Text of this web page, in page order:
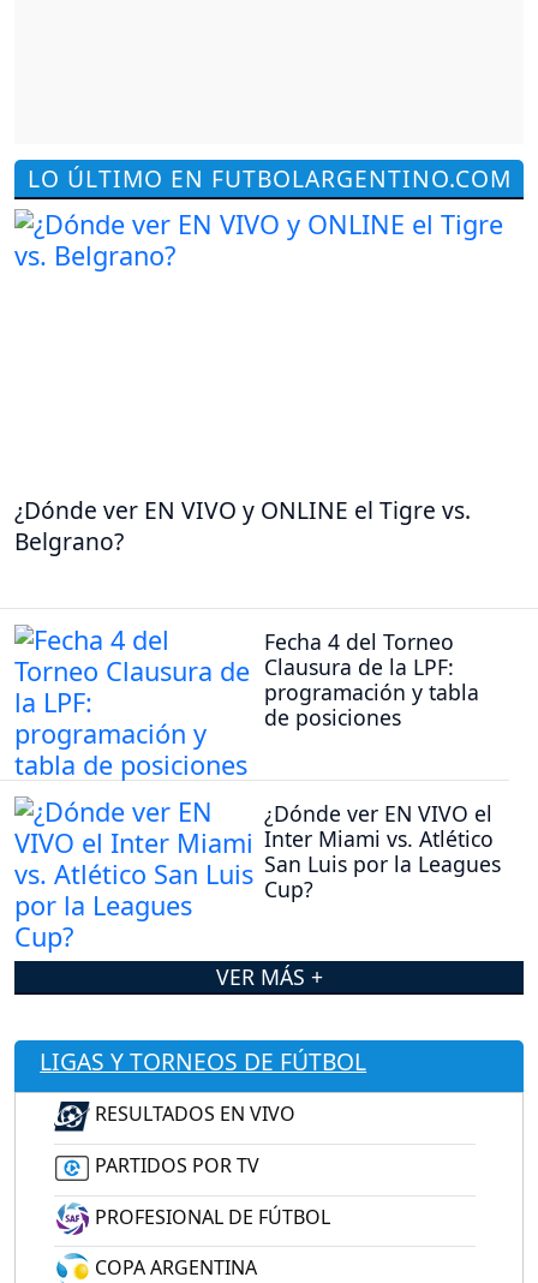
LO ÚLTIMO EN FUTBOLARGENTINO.COM
¿Dónde ver EN VIVO y ONLINE el Tigre vs.
Belgrano?
Fecha 4 del Torneo
Clausura de la LPF:
programación y tabla
de posiciones
¿Dónde ver EN VIVO el
Inter Miami vs. Atlético
San Luis por la Leagues
Cup?
VER MÁS +
LIGAS Y TORNEOS DE FÚTBOL
RESULTADOS EN VIVO
PARTIDOS POR TV
PROFESIONAL DE FÚTBOL
COPA ARGENTINA